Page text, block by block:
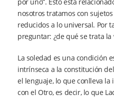
nosotros tratamos con
reducidos a lo universal. Por
preguntar: ¿de qué se trata
La soledad es una condición
intrínseca a la constitución
el lenguaje, lo que conlleva la
con el Otro, es decir, lo que